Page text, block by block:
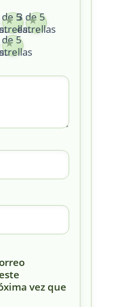
5
3 de 5
estrellas
5
vez que